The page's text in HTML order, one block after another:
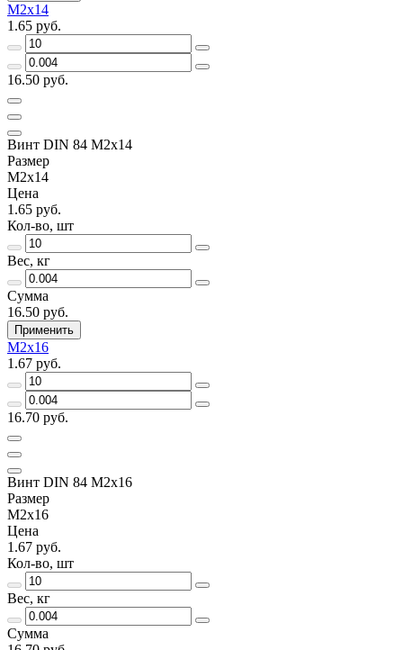
М2х14
1.65 руб.
16.50 руб.
Винт DIN 84 М2х14
Размер
М2х14
Цена
1.65 руб.
Кол-во, шт
Вес, кг
Сумма
16.50 руб.
Применить
М2х16
1.67 руб.
16.70 руб.
Винт DIN 84 М2х16
Размер
М2х16
Цена
1.67 руб.
Кол-во, шт
Вес, кг
Сумма